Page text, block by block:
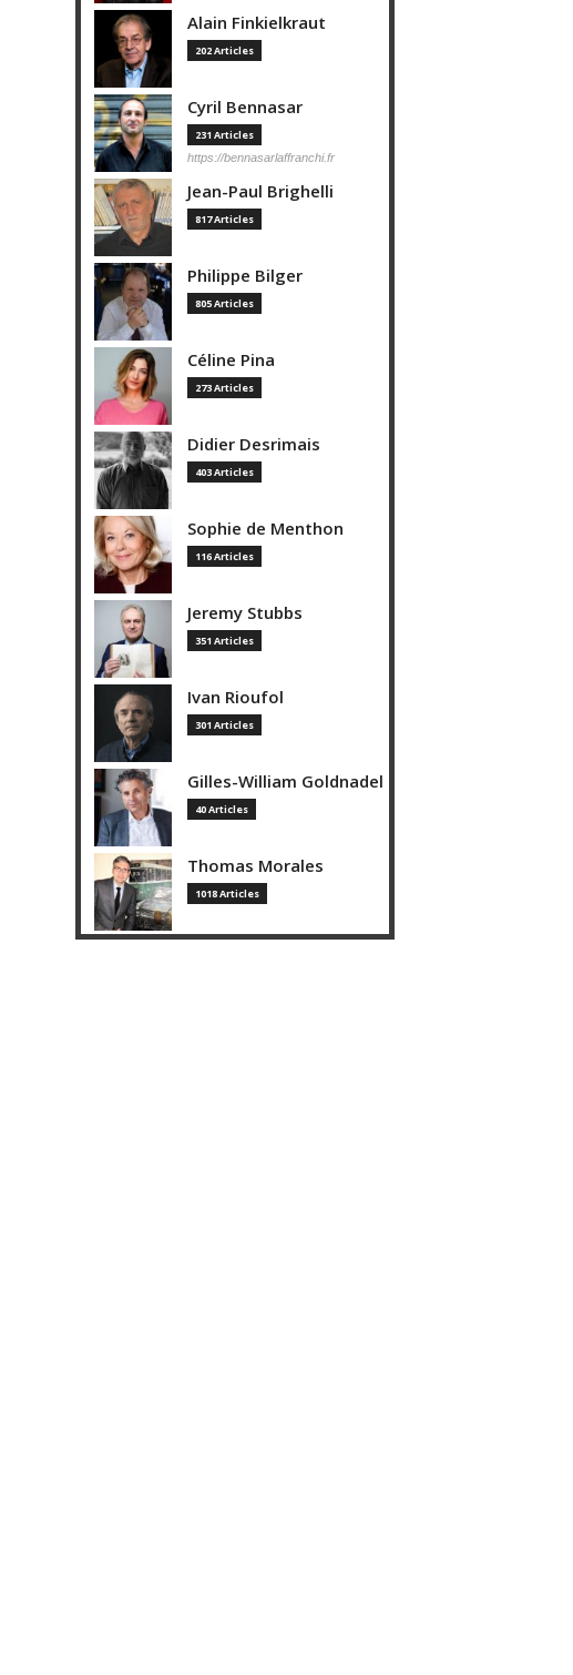
Alain Finkielkraut
202 Articles
Cyril Bennasar
231 Articles
https://bennasarlaffranchi.fr
Jean-Paul Brighelli
817 Articles
Philippe Bilger
805 Articles
Céline Pina
273 Articles
Didier Desrimais
403 Articles
Sophie de Menthon
116 Articles
Jeremy Stubbs
351 Articles
Ivan Rioufol
301 Articles
Gilles-William Goldnadel
40 Articles
Thomas Morales
1018 Articles